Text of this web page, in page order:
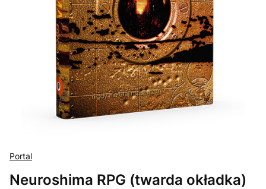
Portal
Neuroshima RPG (twarda okładka)